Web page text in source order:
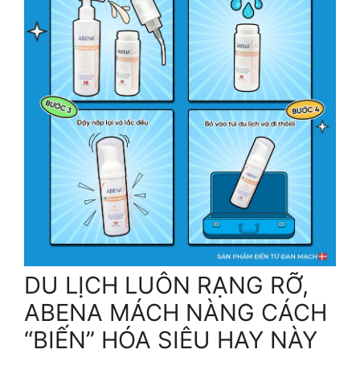
DU LỊCH LUÔN RẠNG RỠ,
ABENA MÁCH NÀNG CÁCH
“BIẾN” HÓA SIÊU HAY NÀY